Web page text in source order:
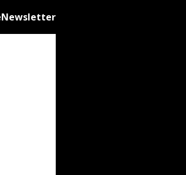
Newsletter